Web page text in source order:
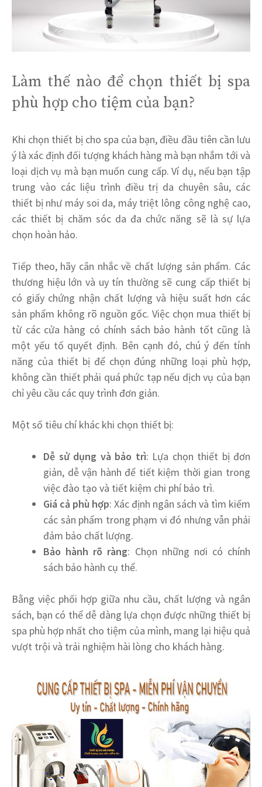
Làm thế nào để chọn thiết bị spa
phù hợp cho tiệm của bạn?
Khi chọn thiết bị cho spa của bạn, điều đầu tiên cần lưu
ý là xác định đối tượng khách hàng mà bạn nhắm tới và
loại dịch vụ mà bạn muốn cung cấp. Ví dụ, nếu bạn tập
trung vào các liệu trình điều trị da chuyên sâu, các
thiết bị như máy soi da, máy triệt lông công nghệ cao,
các thiết bị chăm sóc da đa chức năng sẽ là sự lựa
chọn hoàn hảo.
Tiếp theo, hãy cân nhắc về chất lượng sản phẩm. Các
thương hiệu lớn và uy tín thường sẽ cung cấp thiết bị
có giấy chứng nhận chất lượng và hiệu suất hơn các
sản phẩm không rõ nguồn gốc. Việc chọn mua thiết bị
từ các cửa hàng có chính sách bảo hành tốt cũng là
một yếu tố quyết định. Bên cạnh đó, chú ý đến tính
năng của thiết bị để chọn đúng những loại phù hợp,
không cần thiết phải quá phức tạp nếu dịch vụ của bạn
chỉ yêu cầu các quy trình đơn giản.
Một số tiêu chí khác khi chọn thiết bị:
Dễ sử dụng và bảo trì: Lựa chọn thiết bị đơn
giản, dễ vận hành để tiết kiệm thời gian trong
việc đào tạo và tiết kiệm chi phí bảo trì.
Giá cả phù hợp: Xác định ngân sách và tìm kiếm
các sản phẩm trong phạm vi đó nhưng vẫn phải
đảm bảo chất lượng.
Bảo hành rõ ràng: Chọn những nơi có chính
sách bảo hành cụ thể.
Bằng việc phối hợp giữa nhu cầu, chất lượng và ngân
sách, bạn có thể dễ dàng lựa chọn được những thiết bị
spa phù hợp nhất cho tiệm của mình, mang lại hiệu quả
vượt trội và trải nghiệm hài lòng cho khách hàng.